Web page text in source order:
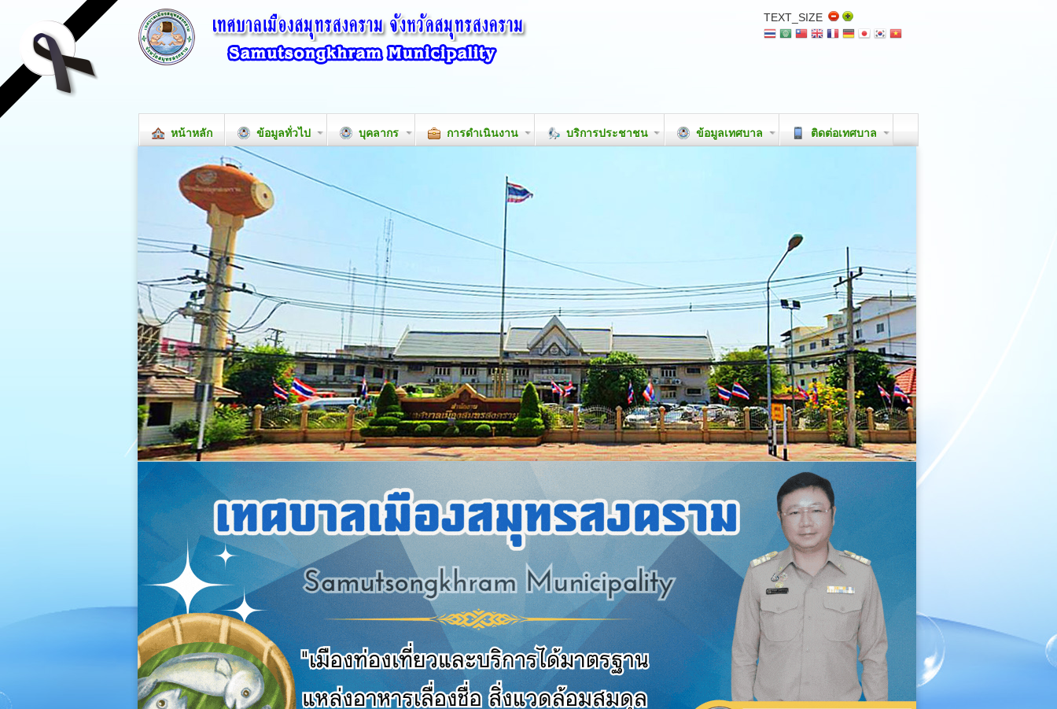
TEXT_SIZE
หน้าหลัก ข้อมูลทั่วไป บุคลากร การดำเนินงาน บริการประชาชน ข้อมูลเทศบาล ติดต่อเทศบาล